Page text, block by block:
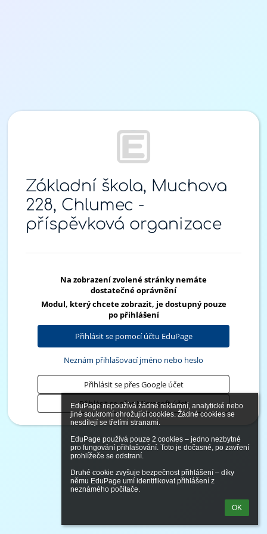
EduPage nepoužívá žádné reklamní, analytické nebo
jiné soukromí ohrožující cookies. Žádné cookies se
nesdílejí se třetími stranami.
EduPage používá pouze 2 cookies – jedno nezbytné
pro fungování přihlašování. Toto je dočasné, po zavření
prohlížeče se odstraní.
Druhé cookie zvyšuje bezpečnost přihlášení – díky
němu EduPage umí identifikovat přihlášení z
neznámého počítače.
OK
Základní škola, Muchova
228, Chlumec -
příspěvková organizace
Na zobrazení zvolené stránky nemáte
dostatečné oprávnění
Modul, který chcete zobrazit, je dostupný pouze
po přihlášení
Přihlásit se pomocí účtu EduPage
Neznám přihlašovací jméno nebo heslo
Přihlásit se přes Google účet
Přihlásit se přes Microsoft účet